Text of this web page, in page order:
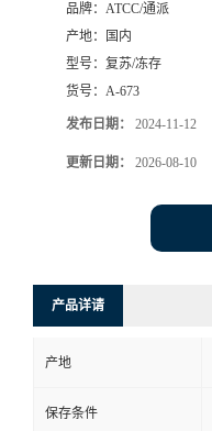
品牌： ATCC/通派
产地：
国内
型号： 复苏/冻存
货号： A-673
发布日期： 2024-11-12
更新日期： 2026-08-10
产品详请
产地
保存条件